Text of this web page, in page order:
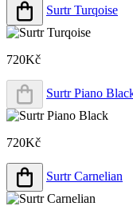
Surtr Turqoise
720Kč
Surtr Piano
720Kč
Surtr Carnelian